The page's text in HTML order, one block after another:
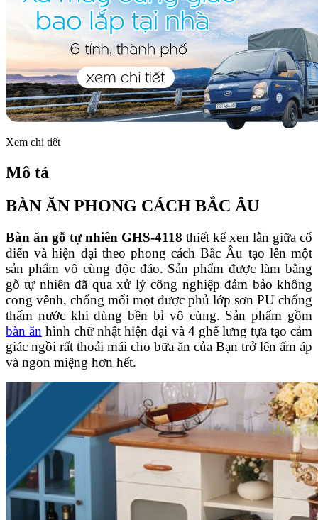
Xem chi tiết
Mô tả
BÀN ĂN PHONG CÁCH BẮC ÂU
Bàn ăn gỗ tự nhiên GHS-4118 thiết kế xen lẫn giữa cổ
điển và hiện đại theo phong cách Bắc Âu tạo lên một
sản phẩm vô cùng độc đáo. Sản phẩm được làm bằng
gỗ tự nhiên đã qua xử lý công nghiệp đảm bảo không
cong vênh, chống mối mọt được phủ lớp sơn PU chống
thấm nước khi dùng bền bỉ vô cùng. Sản phẩm gồm
bàn ăn hình chữ nhật hiện đại và 4 ghế lưng tựa tạo cảm
giác ngồi rất thoải mái cho bữa ăn của Bạn trở lên ấm áp
và ngon miệng hơn hết.